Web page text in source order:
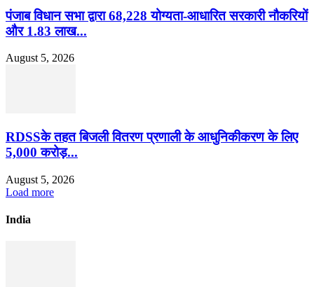
पंजाब विधान सभा द्वारा 68,228 योग्यता-आधारित सरकारी नौकरियों
और 1.83 लाख...
August 5, 2026
RDSSके तहत बिजली वितरण प्रणाली के आधुनिकीकरण के लिए
5,000 करोड़...
August 5, 2026
Load more
India